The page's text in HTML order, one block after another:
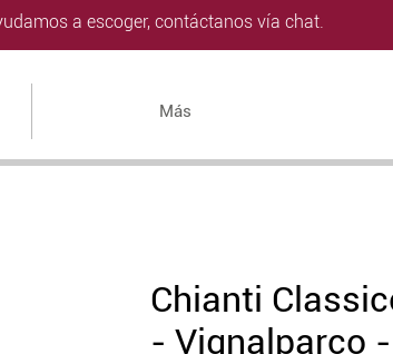
a escoger, contáctanos vía chat.
Más
Chianti
- Vignalparco